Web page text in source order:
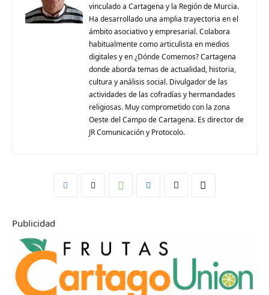
vinculado a Cartagena y la Región de Murcia.
Ha desarrollado una amplia trayectoria en el
ámbito asociativo y empresarial. Colabora
habitualmente como articulista en medios
digitales y en ¿Dónde Comemos? Cartagena
donde aborda temas de actualidad, historia,
cultura y análisis social. Divulgador de las
actividades de las cofradías y hermandades
religiosas. Muy comprometido con la zona
Oeste del Campo de Cartagena. Es director de
JR Comunicación y Protocolo.
Publicidad